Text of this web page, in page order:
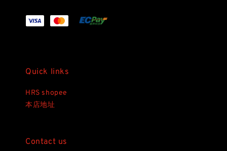
Quick links
HRS shopee
本店地址
Contact us